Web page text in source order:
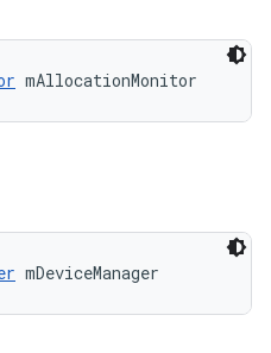
mAllocationMonitor
mDeviceManager